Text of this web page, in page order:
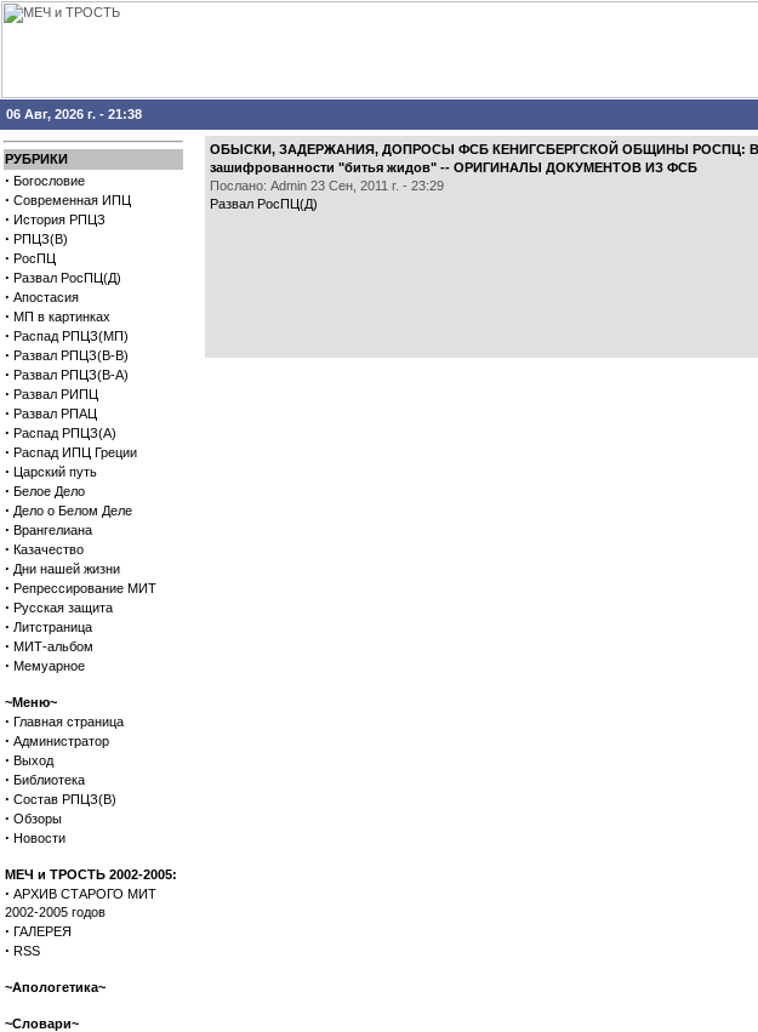
06 Авг, 2026 г. - 21:38
РУБРИКИ
· Богословие
· Современная ИПЦ
· История РПЦЗ
· РПЦЗ(В)
· РосПЦ
· Развал РосПЦ(Д)
· Апостасия
· МП в картинках
· Распад РПЦЗ(МП)
· Развал РПЦЗ(В-В)
· Развал РПЦЗ(В-А)
· Развал РИПЦ
· Развал РПАЦ
· Распад РПЦЗ(А)
· Распад ИПЦ Греции
· Царский путь
· Белое Дело
· Дело о Белом Деле
· Врангелиана
· Казачество
· Дни нашей жизни
· Репрессирование МИТ
· Русская защита
· Литстраница
· МИТ-альбом
· Мемуарное
~Меню~
· Главная страница
· Администратор
· Выход
· Библиотека
· Состав РПЦЗ(В)
· Обзоры
· Новости
МЕЧ и ТРОСТЬ 2002-2005:
· АРХИВ СТАРОГО МИТ
2002-2005 годов
· ГАЛЕРЕЯ
· RSS
~Апологетика~
~Словари~
ОБЫСКИ, ЗАДЕРЖАНИЯ, ДОПРОСЫ ФСБ КЕНИГСБЕРГСКОЙ ОБЩИНЫ РОСПЦ:
зашифрованности "битья жидов" -- ОРИГИНАЛЫ ДОКУМЕНТОВ ИЗ ФСБ
Послано: Admin 23 Сен, 2011 г. - 23:29
Развал РосПЦ(Д)